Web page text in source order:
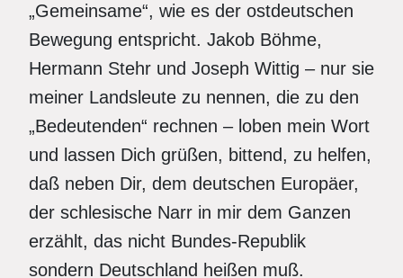
„Gemeinsame“, wie es der ostdeutschen
Bewegung entspricht. Jakob Böhme,
Hermann Stehr und Joseph Wittig – nur sie
meiner Landsleute zu nennen, die zu den
„Bedeutenden“ rechnen – loben mein Wort
und lassen Dich grüßen, bittend, zu helfen,
daß neben Dir, dem deutschen Europäer,
der schlesische Narr in mir dem Ganzen
erzählt, das nicht Bundes-Republik
sondern Deutschland heißen muß.